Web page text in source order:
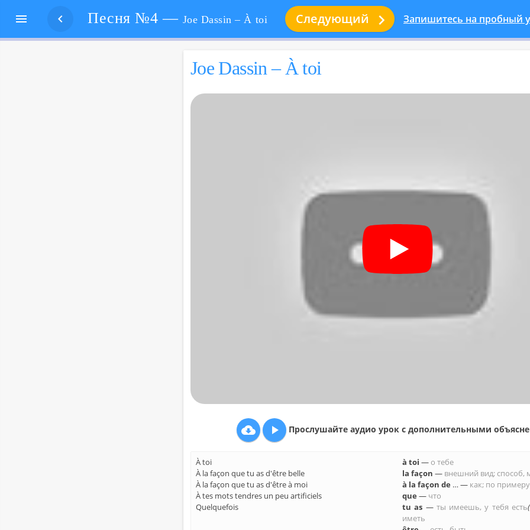
  Песня №4 — Joe Dassin – À toi Следующий  Запишитесь на пробный
Joe Dassin – À toi
  Про­слу­шай­те аудио урок с до­пол­ни­тель­ны­ми
À toi
À la façon que tu as d'être belle
À la façon que tu as d'être à moi
À tes mots tendres un peu artificiels
Quelquefois
à toi —о тебе
la façon — внеш­ний вид; спо­соб,
à la façon de … — как; по
que — что
tu as — ты име­ешь, у тебя есть(
иметь